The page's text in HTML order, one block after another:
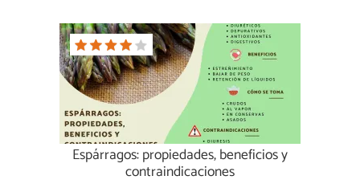
Espárragos: propiedades, beneficios y
contraindicaciones